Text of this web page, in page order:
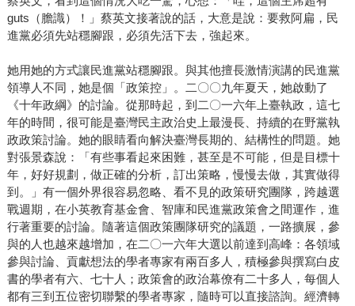
guts（膽識）！」蔡英文接著說的話，大意是說：要救阿扁，民
進黨必須先站穩腳跟，必須先活下去，強起來。
她用她的方式讓民進黨站穩腳跟。與其他擅長激情演講的民進黨
領導人不同，她是個「政策控」。二〇〇九年夏天，她啟動了
《十年政綱》的討論。從那時起，到二〇一六年上臺執政，這七
年的時間，很可能是臺灣民主政治史上最漫長、持續的在野黨執
政政策討論。她的眼睛看向解決臺灣長期的、結構性的問題。她
對張景森說：「有些事看起來困難，甚至是不可能，但是目標十
年，好好規劃，做正確的分析，訂出策略，慢慢去做，其實做得
到。」有一個外界很容易忽略、看不見的政策研究團隊，跨越選
戰週期，在小英教育基金會、智庫和民進黨政策會之間運作，進
行著重要的討論。隨著這個政策團隊研究的議題，一路擴展，參
與的人也越來越增加，在二〇一六年大選以前達到高峰：各領域
參與討論、貢獻想法的學者專家有兩百多人，積極參與撰寫白皮
書的學者有六、七十人；政策會的政治幕僚有二十多人，每個人
都有三到五位密切聯繫的學者專家，隨時可以直接諮詢。經濟轉